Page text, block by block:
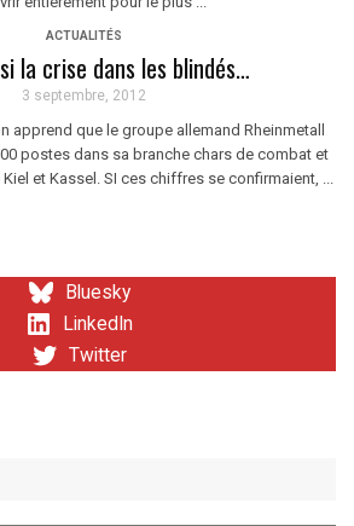
ACTUALITÉS
la crise dans les blindés…
3 septembre, 2012
apprend que le groupe allemand Rheinmetall
postes dans sa branche chars de combat et
et Kassel. SI ces chiffres se confirmaient, ...
Bluesky
LinkedIn
Twitter